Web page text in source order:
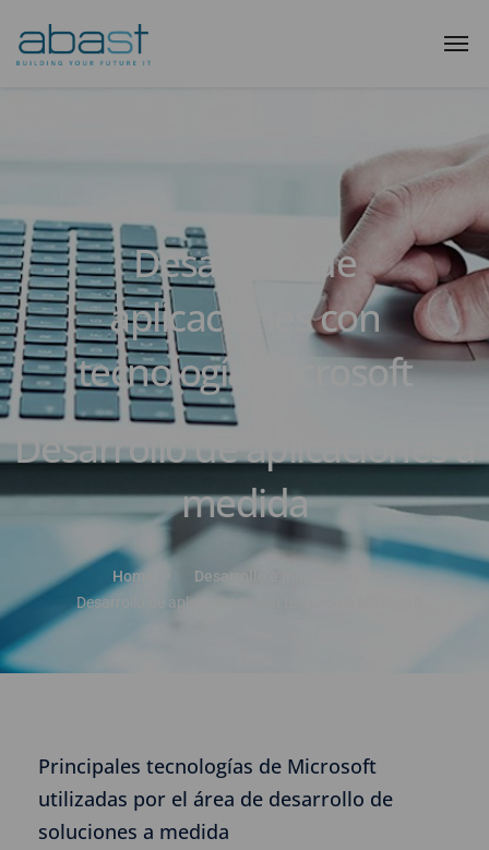
Desarrollo de
aplicaciones con
tecnología Microsoft
Desarrollo de aplicaciones a
medida
Home
Desarrollo e Innovación
Desarrollo de aplicaciones con tecnología Microsoft
Principales tecnologías de Microsoft
utilizadas por el área de desarrollo de
soluciones a medida